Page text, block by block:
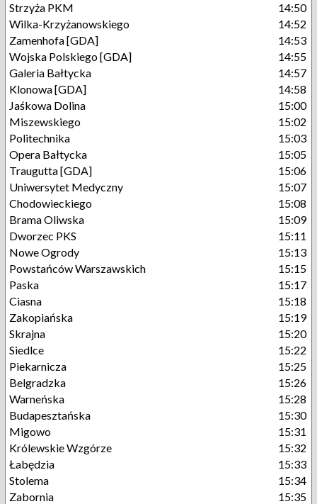
Strzyża PKM
14:50
Wilka-Krzyżanowskiego
14:52
Zamenhofa [GDA]
14:53
Wojska Polskiego [GDA]
14:55
Galeria Bałtycka
14:57
Klonowa [GDA]
14:58
Jaśkowa Dolina
15:00
Miszewskiego
15:02
Politechnika
15:03
Opera Bałtycka
15:05
Traugutta [GDA]
15:06
Uniwersytet Medyczny
15:07
Chodowieckiego
15:08
Brama Oliwska
15:09
Dworzec PKS
15:11
Nowe Ogrody
15:13
Powstańców Warszawskich
15:15
Paska
15:17
Ciasna
15:18
Zakopiańska
15:19
Skrajna
15:20
Siedlce
15:22
Piekarnicza
15:25
Belgradzka
15:26
Warneńska
15:28
Budapesztańska
15:30
Migowo
15:31
Królewskie Wzgórze
15:32
Łabędzia
15:33
Stolema
15:34
Zabornia
15:35